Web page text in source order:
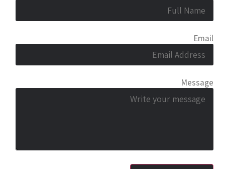
Email
Message